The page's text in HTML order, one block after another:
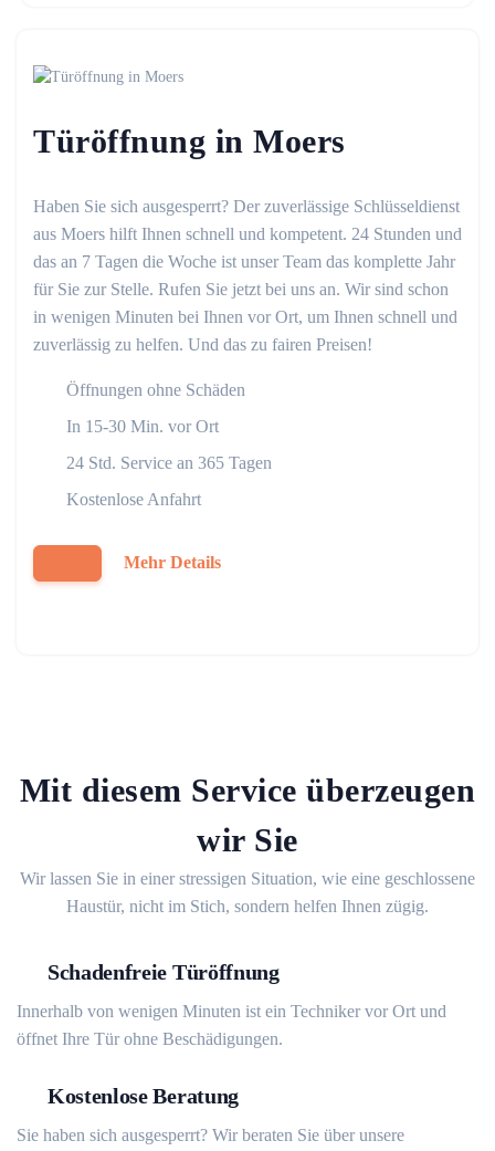
Türöffnung in Moers
Haben Sie sich ausgesperrt? Der zuverlässige Schlüsseldienst
aus Moers hilft Ihnen schnell und kompetent. 24 Stunden und
das an 7 Tagen die Woche ist unser Team das komplette Jahr
für Sie zur Stelle. Rufen Sie jetzt bei uns an. Wir sind schon
in wenigen Minuten bei Ihnen vor Ort, um Ihnen schnell und
zuverlässig zu helfen. Und das zu fairen Preisen!
Öffnungen ohne Schäden
In 15-30 Min. vor Ort
24 Std. Service an 365 Tagen
Kostenlose Anfahrt
Mehr Details
Mit diesem Service überzeugen
wir Sie
Wir lassen Sie in einer stressigen Situation, wie eine geschlossene
Haustür, nicht im Stich, sondern helfen Ihnen zügig.
Schadenfreie Türöffnung
Innerhalb von wenigen Minuten ist ein Techniker vor Ort und
öffnet Ihre Tür ohne Beschädigungen.
Kostenlose Beratung
Sie haben sich ausgesperrt? Wir beraten Sie über unsere